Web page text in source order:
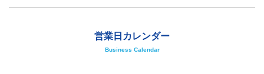
営業日カレンダー
Business Calendar